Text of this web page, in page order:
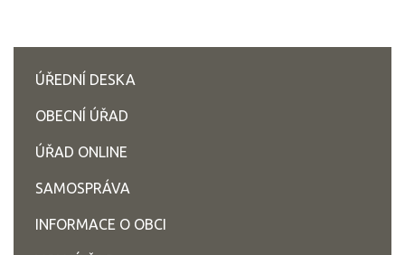
ÚŘEDNÍ DESKA
OBECNÍ ÚŘAD
ÚŘAD ONLINE
SAMOSPRÁVA
INFORMACE O OBCI